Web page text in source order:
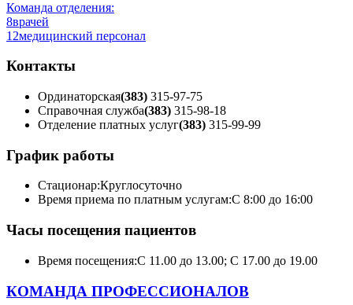
Команда отделения:
8врачей
12медицинский персонал
Контакты
Ординаторская(383) 315-97-75
Справочная служба(383) 315-98-18
Отделение платных услуг(383) 315-99-99
График работы
Стационар:Круглосуточно
Время приема по платным услугам:С 8:00 до 16:00
Часы посещения пациентов
Время посещения:С 11.00 до 13.00; С 17.00 до 19.00
КОМАНДА ПРОФЕССИОНАЛОВ